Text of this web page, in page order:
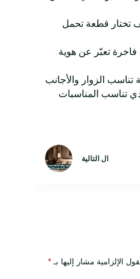
تختار قطعة تحمل
فاخرة تعبّر عن هوية
تناسب الزوار والأجانب
تناسب المناسبات
ال التالية
الإلزامية مشار إليها بـ *